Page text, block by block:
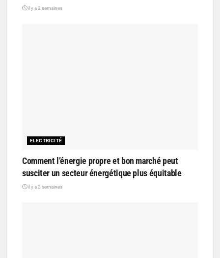
il y a 2 semaines
ELECTRICITÉ
Comment l’énergie propre et bon marché peut
susciter un secteur énergétique plus équitable
il y a 2 semaines